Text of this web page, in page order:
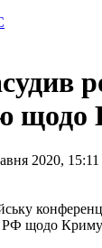
щодо
2020, 15:11
РФ щодо Криму